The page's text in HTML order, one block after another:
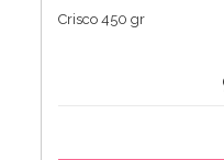
Crisco 450 gr